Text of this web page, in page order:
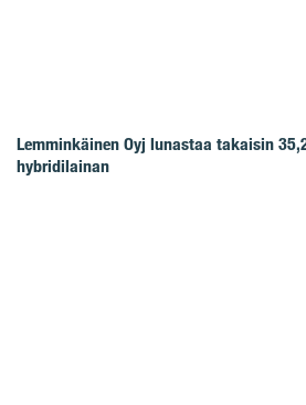
Lemminkäinen Oyj lunastaa takaisin
hybridilainan